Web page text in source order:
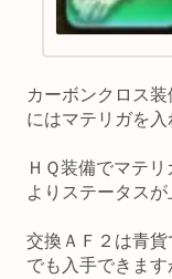
カーボンクロス
にはマテリガを入
ＨＱ装備でマテ
よりステータスが
交換ＡＦ２は青
でも入手できま